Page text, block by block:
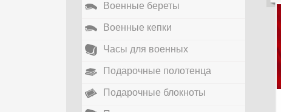
Военные береты
Военные кепки
Часы для военных
Подарочные полотенца
Подарочные блокноты